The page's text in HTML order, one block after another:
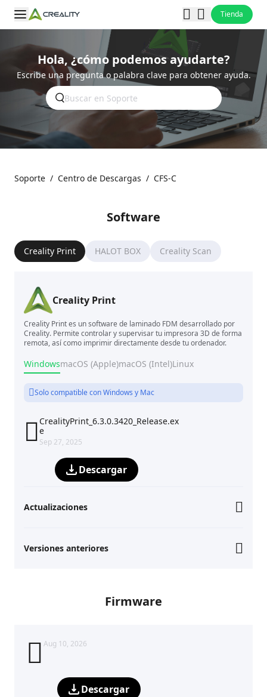
Tienda
Hola, ¿cómo podemos ayudarte?
Escribe una pregunta o palabra clave para obtener ayuda.
Soporte / Centro de Descargas / CFS-C
Software
Creality Print HALOT BOX Creality Scan
Creality Print
Creality Print es un software de laminado FDM desarrollado por
Creality. Permite controlar y supervisar tu impresora 3D de forma
remota, así como imprimir directamente desde tu ordenador.
WindowsmacOS (Apple)macOS (Intel)Linux
Solo compatible con Windows y Mac
 CrealityPrint_6.3.0.3420_Release.ex
e
Sep 27, 2025
Descargar
Actualizaciones
Versiones anteriores
Firmware
Aug 10, 2026
Descargar